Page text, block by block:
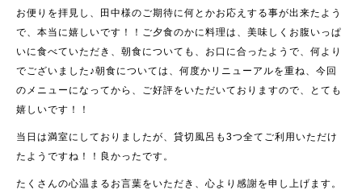
お便りを拝見し、田中様のご期待に何とかお応えする事が出来たよう
で、本当に嬉しいです！！ご夕食のかに料理は、美味しくお腹いっぱ
いに食べていただき、朝食についても、お口に合ったようで、何より
でございました♪朝食については、何度かリニューアルを重ね、今回
のメニューになってから、ご好評をいただいておりますので、とても
嬉しいです！！
当日は満室にしておりましたが、貸切風呂も3つ全てご利用いただけ
たようですね！！良かったです。
たくさんの心温まるお言葉をいただき、心より感謝を申し上げます。